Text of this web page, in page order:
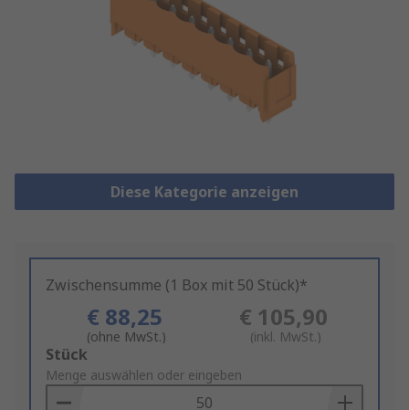
Diese Kategorie anzeigen
Zwischensumme (1 Box mit 50 Stück)*
€ 88,25
(ohne MwSt.)
€ 105,90
(inkl. MwSt.)
Add
to
Basket
Stück
Menge auswählen oder eingeben